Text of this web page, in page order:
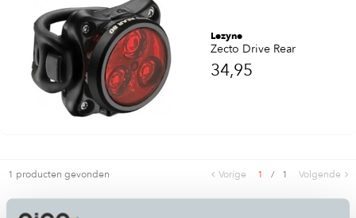
Lezyne
Zecto Drive Rear
34,95
1 producten gevonden Vorige 1 / 1 Volgende